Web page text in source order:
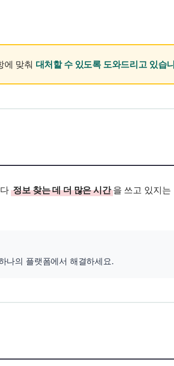
에 맞춰 대처할 수 있도록 도와드리고 있습
다정보 찾는 데 더 많은 시간을 쓰고 있지는
나의 플랫폼에서 해결하세요.